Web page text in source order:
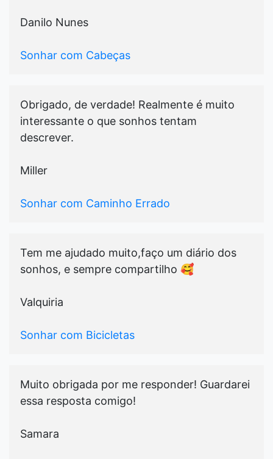
Danilo Nunes
Sonhar com Cabeças
Obrigado, de verdade! Realmente é muito
interessante o que sonhos tentam
descrever.
Miller
Sonhar com Caminho Errado
Tem me ajudado muito,faço um diário dos
sonhos, e sempre compartilho 🥰
Valquiria
Sonhar com Bicicletas
Muito obrigada por me responder! Guardarei
essa resposta comigo!
Samara